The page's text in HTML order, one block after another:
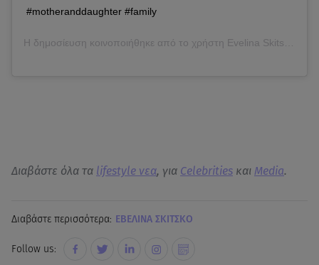
#motheranddaughter #family
Η δημοσίευση κοινοποιήθηκε από το χρήστη Evelina Skitsko
Διαβάστε όλα τα lifestyle νεα, για Celebrities και Media.
Διαβάστε περισσότερα: ΕΒΕΛΙΝΑ ΣΚΙΤΣΚΟ
Follow us: